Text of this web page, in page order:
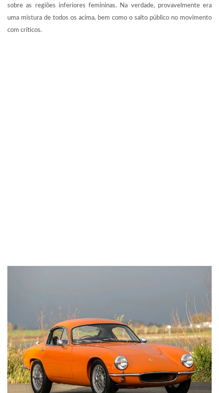
sobre as regiões inferiores femininas. Na verdade, provavelmente era
uma mistura de todos os acima, bem como o salto público no movimento
com críticos.